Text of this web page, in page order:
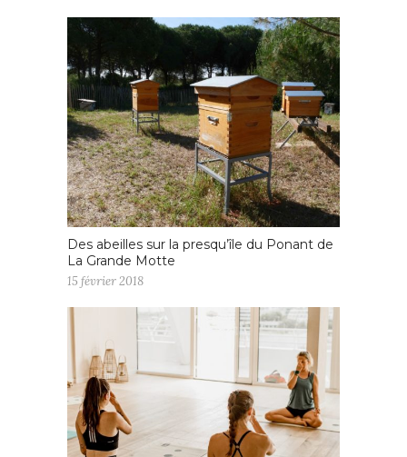
Des abeilles sur la presqu’île du Ponant de
La Grande Motte
15 février 2018